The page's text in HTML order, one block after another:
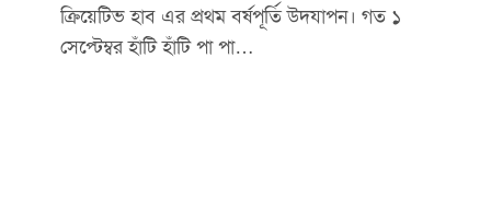
ক্রিয়েটিভ হাব এর প্রথম বর্ষপূর্তি উদযাপন। গত ১
সেপ্টেম্বর হাঁটি হাঁটি পা পা…